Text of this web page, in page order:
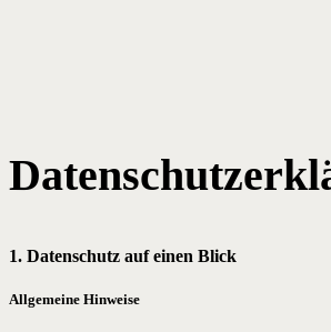
1. Datenschutz auf einen Blick
Allgemeine Hinweise